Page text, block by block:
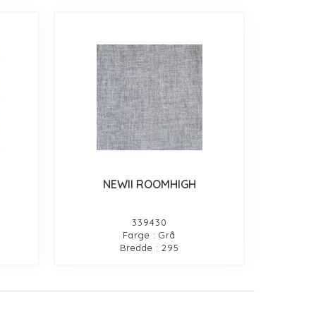
NEWII ROOMHIGH
339430
Farge : Grå
Bredde : 295